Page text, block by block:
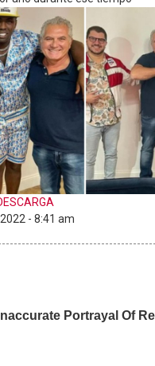
- 8:41 am